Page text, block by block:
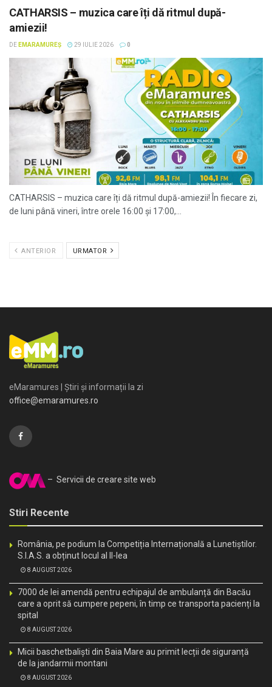
CATHARSIS – muzica care îți dă ritmul după-
amiezii!
DE EMARAMUREȘ 29 IULIE 2026 0
CATHARSIS – muzica care îți dă ritmul după-amiezii! În fiecare zi,
de luni până vineri, între orele 16:00 și 17:00,...
ANTERIOR URMATOR
eMaramures | Știri și informații la zi
office@emaramures.ro
– Servicii de creare site web
Stiri Recente
România, pe podium la Competiția Internațională a Lunetiștilor.
S.I.A.S. a obținut locul al II-lea
8 AUGUST 2026
7000 de lei amendă pentru echipajul de ambulanță din Bacău
care a oprit să cumpere pepeni, în timp ce transporta pacienți la
spital
8 AUGUST 2026
Micii baschetbaliști din Baia Mare au primit lecții de siguranță
de la jandarmii montani
8 AUGUST 2026